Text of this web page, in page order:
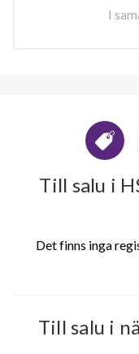
I
Till salu i
Det finns inga
Till salu i